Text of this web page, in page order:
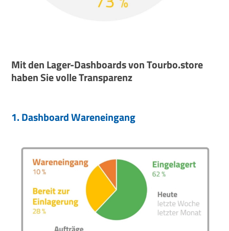
Mit den Lager-Dashboards von Tourbo.store
haben Sie volle Transparenz
1. Dashboard Wareneingang